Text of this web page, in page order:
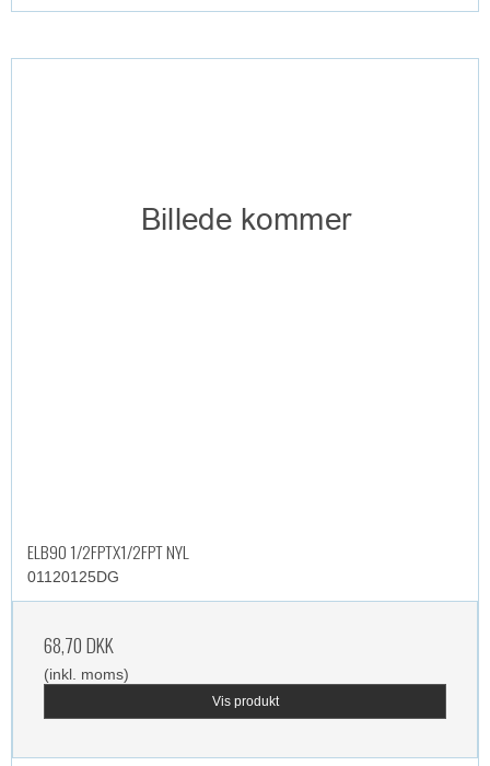
ELB90 1/2FPTX1/2FPT NYL
01120125DG
68,70 DKK
(inkl. moms)
Vis produkt